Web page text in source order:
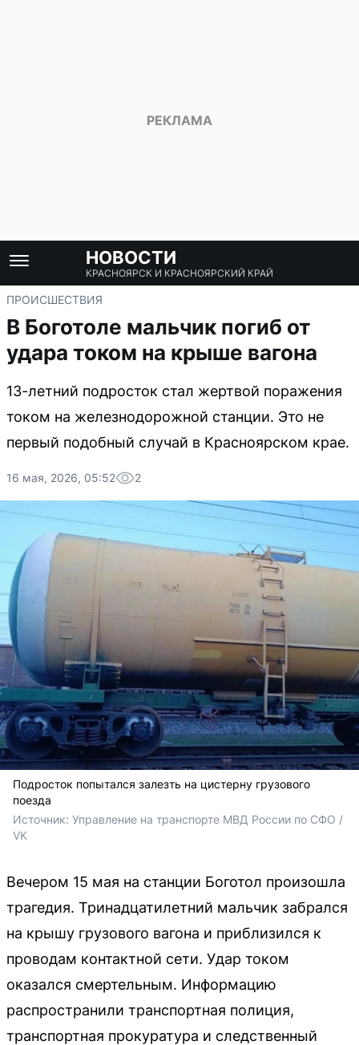
НОВОСТИ
КРАСНОЯРСК И КРАСНОЯРСКИЙ КРАЙ
ПРОИСШЕСТВИЯ
В Боготоле мальчик погиб от
удара током на крыше вагона
13-летний подросток стал жертвой поражения
током на железнодорожной станции. Это не
первый подобный случай в Красноярском крае.
16 мая, 2026, 05:52 2
Подросток попытался залезть на цистерну грузового
поезда
Источник: Управление на транспорте МВД России по СФО /
VK
Вечером 15 мая на станции Боготол произошла
трагедия. Тринадцатилетний мальчик забрался
на крышу грузового вагона и приблизился к
проводам контактной сети. Удар током
оказался смертельным. Информацию
распространили транспортная полиция,
транспортная прокуратура и следственный